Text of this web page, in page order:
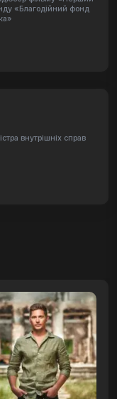
«Благодійний фонд
внутрішніх справ